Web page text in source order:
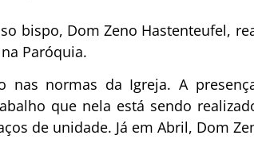
bispo, Dom Zeno Hastenteufel,
Paróquia.
nas normas da Igreja. A
que nela está sendo
de unidade. Já em Abril, Dom